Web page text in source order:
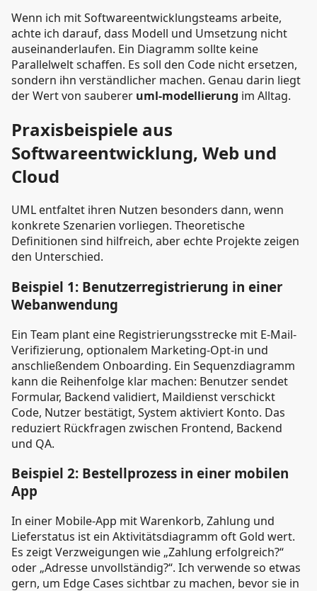
Wenn ich mit Softwareentwicklungsteams arbeite,
achte ich darauf, dass Modell und Umsetzung nicht
auseinanderlaufen. Ein Diagramm sollte keine
Parallelwelt schaffen. Es soll den Code nicht ersetzen,
sondern ihn verständlicher machen. Genau darin liegt
der Wert von sauberer uml-modellierung im Alltag.
Praxisbeispiele aus
Softwareentwicklung, Web und
Cloud
UML entfaltet ihren Nutzen besonders dann, wenn
konkrete Szenarien vorliegen. Theoretische
Definitionen sind hilfreich, aber echte Projekte zeigen
den Unterschied.
Beispiel 1: Benutzerregistrierung in einer
Webanwendung
Ein Team plant eine Registrierungsstrecke mit E-Mail-
Verifizierung, optionalem Marketing-Opt-in und
anschließendem Onboarding. Ein Sequenzdiagramm
kann die Reihenfolge klar machen: Benutzer sendet
Formular, Backend validiert, Maildienst verschickt
Code, Nutzer bestätigt, System aktiviert Konto. Das
reduziert Rückfragen zwischen Frontend, Backend
und QA.
Beispiel 2: Bestellprozess in einer mobilen
App
In einer Mobile-App mit Warenkorb, Zahlung und
Lieferstatus ist ein Aktivitätsdiagramm oft Gold wert.
Es zeigt Verzweigungen wie „Zahlung erfolgreich?“
oder „Adresse unvollständig?“. Ich verwende so etwas
gern, um Edge Cases sichtbar zu machen, bevor sie in